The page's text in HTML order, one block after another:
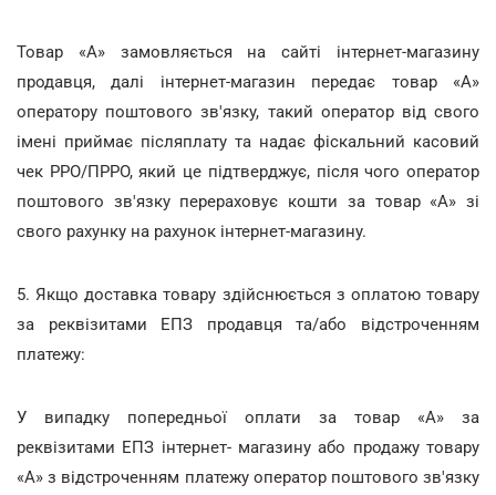
Товар «А» замовляється на сайті інтернет-магазину
продавця, далі інтернет-магазин передає товар «А»
оператору поштового зв'язку, такий оператор від свого
імені приймає післяплату та надає фіскальний касовий
чек РРО/ПРРО, який це підтверджує, після чого оператор
поштового зв'язку перераховує кошти за товар «А» зі
свого рахунку на рахунок інтернет-магазину.
5. Якщо доставка товару здійснюється з оплатою товару
за реквізитами ЕПЗ продавця та/або відстроченням
платежу:
У випадку попередньої оплати за товар «А» за
реквізитами ЕПЗ інтернет- магазину або продажу товару
«А» з відстроченням платежу оператор поштового зв'язку